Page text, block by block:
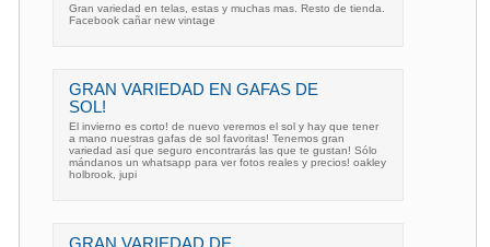
Gran variedad en telas, estas y muchas mas. Resto de tienda.
Facebook cañar new vintage
GRAN VARIEDAD EN GAFAS DE
SOL!
El invierno es corto! de nuevo veremos el sol y hay que tener
a mano nuestras gafas de sol favoritas! Tenemos gran
variedad así que seguro encontrarás las que te gustan! Sólo
mándanos un whatsapp para ver fotos reales y precios! oakley
holbrook, jupi